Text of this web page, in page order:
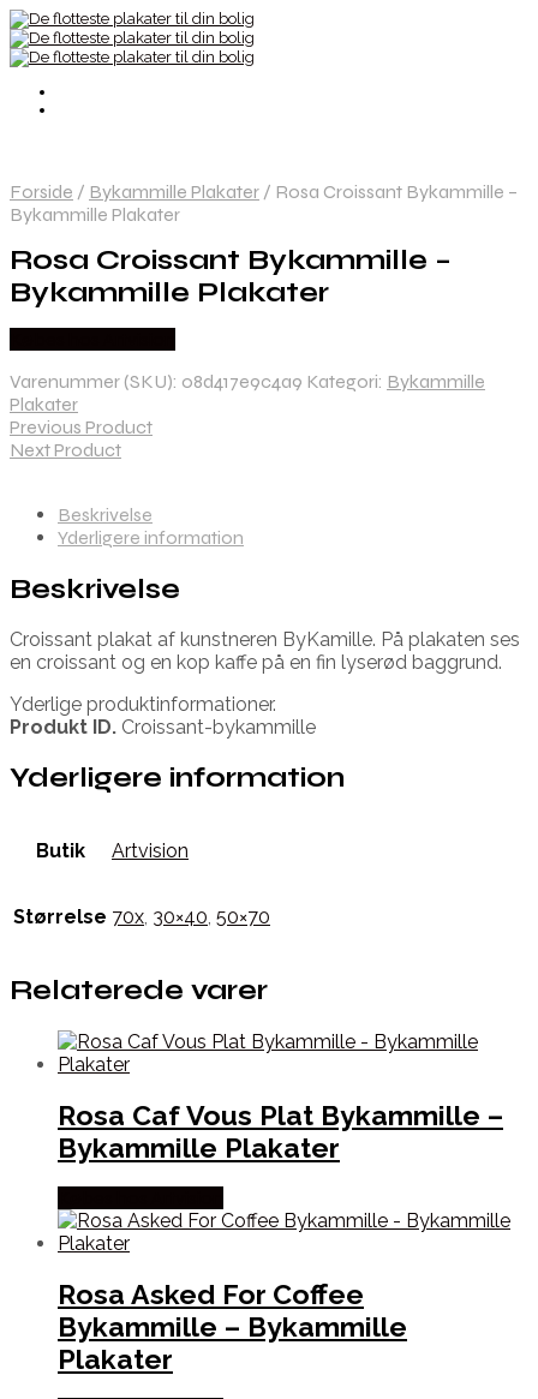
Forside / Bykammille Plakater / Rosa Croissant Bykammille –
Bykammille Plakater
Rosa Croissant Bykammille –
Bykammille Plakater
Varenummer (SKU): 08d417e9c4a9 Kategori: Bykammille
Plakater
Previous Product
Next Product
Beskrivelse
Yderligere information
Beskrivelse
Croissant plakat af kunstneren ByKamille. På plakaten ses
en croissant og en kop kaffe på en fin lyserød baggrund.
Yderlige produktinformationer.
Produkt ID. Croissant-bykammille
Yderligere information
Butik Artvision
Størrelse 70x, 30×40, 50×70
Relaterede varer
Rosa Caf Vous Plat Bykammille –
Bykammille Plakater
Rosa Asked For Coffee
Bykammille – Bykammille
Plakater